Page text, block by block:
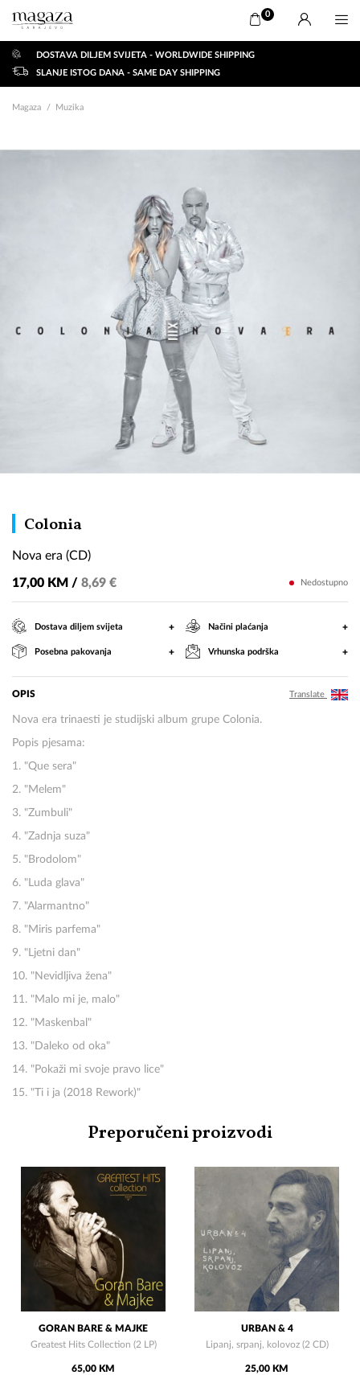
0
DOSTAVA DILJEM SVIJETA - WORLDWIDE SHIPPING
SLANJE ISTOG DANA - SAME DAY SHIPPING
Magaza Muzika
ColoniaNova
era
(CD)
Nova era (CD)
17,00 KM / 8,69 € Nedostupno
Dostava diljem svijeta + Načini plaćanja +
Posebna pakovanja + Vrhunska podrška +
OPIS Translate
Nova era trinaesti je studijski album grupe Colonia.
Popis pjesama:
1. "Que sera"
2. "Melem"
3. "Zumbuli"
4. "Zadnja suza"
5. "Brodolom"
6. "Luda glava"
7. "Alarmantno"
8. "Miris parfema"
9. "Ljetni dan"
10. "Nevidljiva žena"
11. "Malo mi je, malo"
12. "Maskenbal"
13. "Daleko od oka"
14. "Pokaži mi svoje pravo lice"
15. "Ti i ja (2018 Rework)"
Preporučeni proizvodi
GORAN BARE & MAJKE
Greatest Hits Collection (2 LP)
65,00 KM
URBAN & 4
Lipanj, srpanj, kolovoz (2 CD)
25,00 KM